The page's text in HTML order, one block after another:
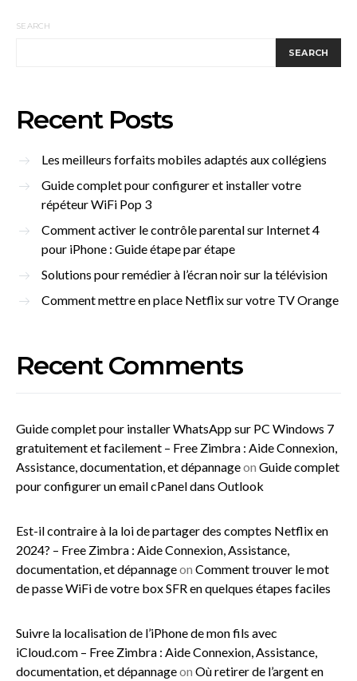
SEARCH
SEARCH
Recent Posts
Les meilleurs forfaits mobiles adaptés aux collégiens
Guide complet pour configurer et installer votre
répéteur WiFi Pop 3
Comment activer le contrôle parental sur Internet 4
pour iPhone : Guide étape par étape
Solutions pour remédier à l’écran noir sur la télévision
Comment mettre en place Netflix sur votre TV Orange
Recent Comments
Guide complet pour installer WhatsApp sur PC Windows 7
gratuitement et facilement – Free Zimbra : Aide Connexion,
Assistance, documentation, et dépannageon Guide complet
pour configurer un email cPanel dans Outlook
Est-il contraire à la loi de partager des comptes Netflix en
2024? – Free Zimbra : Aide Connexion, Assistance,
documentation, et dépannageon Comment trouver le mot
de passe WiFi de votre box SFR en quelques étapes faciles
Suivre la localisation de l’iPhone de mon fils avec
iCloud.com – Free Zimbra : Aide Connexion, Assistance,
documentation, et dépannageon Où retirer de l’argent en